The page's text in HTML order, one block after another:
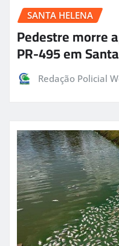
SANTA HELENA
Pedestre morre
PR-495 em
Redação Policial